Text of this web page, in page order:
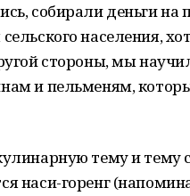
собирали деньги
населения,
стороны, мы
и пельменям,
тему и
наси-горенг